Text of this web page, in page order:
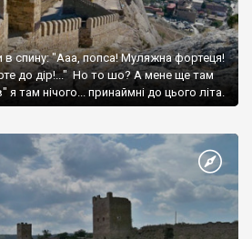
в спину: "Ааа, попса! Муляжна фортеця!
до дір!..." Но то шо? А мене ще там
я там нічого... принаймні до цього літа.